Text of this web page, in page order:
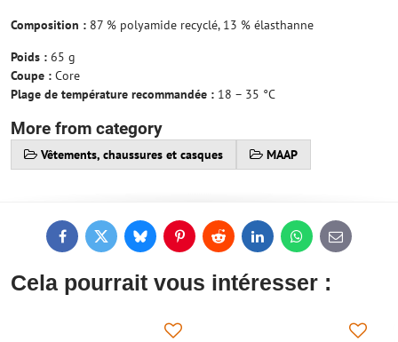
Composition : 87 % polyamide recyclé, 13 % élasthanne
Poids : 65 g
Coupe : Core
Plage de température recommandée : 18 – 35 °C
More from category
Vêtements, chaussures et casques MAAP
FacebookTwitterBlueskyPinterestReddit LinkedInWhatsApp
E-
mail
Cela pourrait vous intéresser :